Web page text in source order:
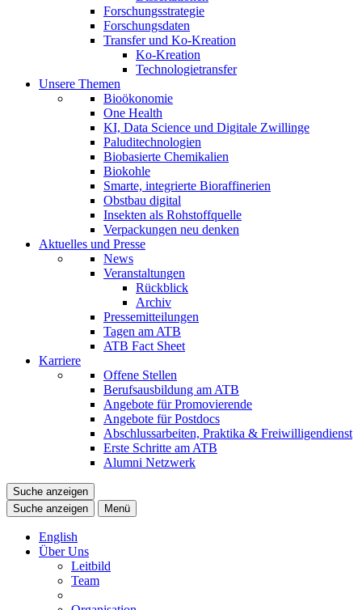
Forschungsstrategie
Forschungsdaten
Transfer und Ko-Kreation
Ko-Kreation
Technologietransfer
Unsere Themen
Bioökonomie
One Health
KI, Data Science und Digitale Zwillinge
Paluditechnologien
Biobasierte Chemikalien
Biokohle
Smarte, integrierte Bioraffinerien
Obstbau digital
Insekten als Rohstoffquelle
Verpackungen neu denken
Aktuelles und Presse
News
Veranstaltungen
Rückblick
Archiv
Pressemitteilungen
Tagen am ATB
ATB Fact Sheet
Karriere
Offene Stellen
Berufsausbildung am ATB
Angebote für Promovierende
Angebote für Postdocs
Abschlussarbeiten, Praktika & Freiwilligendienst
Erste Schritte am ATB
Alumni Netzwerk
Suche anzeigen
Suche anzeigen
Menü
English
Über Uns
Leitbild
Team